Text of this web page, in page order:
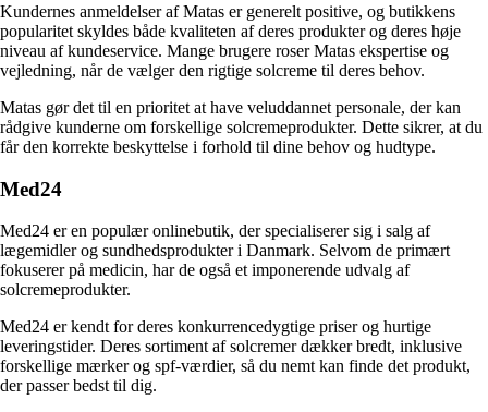
Kundernes anmeldelser af Matas er generelt positive, og butikkens
popularitet skyldes både kvaliteten af deres produkter og deres høje
niveau af kundeservice. Mange brugere roser Matas ekspertise og
vejledning, når de vælger den rigtige solcreme til deres behov.
Matas gør det til en prioritet at have veluddannet personale, der kan
rådgive kunderne om forskellige solcremeprodukter. Dette sikrer, at du
får den korrekte beskyttelse i forhold til dine behov og hudtype.
Med24
Med24 er en populær onlinebutik, der specialiserer sig i salg af
lægemidler og sundhedsprodukter i Danmark. Selvom de primært
fokuserer på medicin, har de også et imponerende udvalg af
solcremeprodukter.
Med24 er kendt for deres konkurrencedygtige priser og hurtige
leveringstider. Deres sortiment af solcremer dækker bredt, inklusive
forskellige mærker og spf-værdier, så du nemt kan finde det produkt,
der passer bedst til dig.